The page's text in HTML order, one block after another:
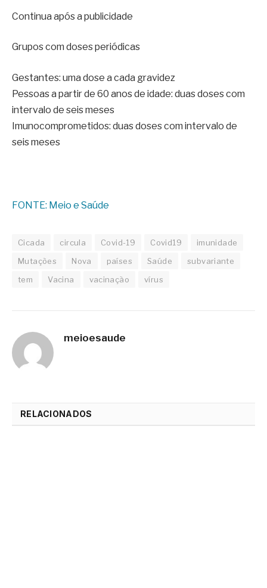
Continua após a publicidade
Grupos com doses periódicas
Gestantes: uma dose a cada gravidez
Pessoas a partir de 60 anos de idade: duas doses com
intervalo de seis meses
Imunocomprometidos: duas doses com intervalo de
seis meses
FONTE: Meio e Saúde
Cicada circula Covid-19 Covid19
imunidade
Mutações
Nova países Saúde
subvariante
tem
Vacina vacinação vírus
meioesaude
RELACIONADOS